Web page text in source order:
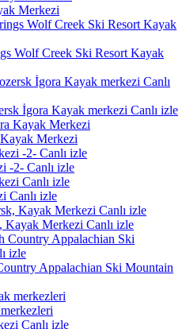
Merkezi
Wolf Creek Ski Resort Kayak
İgora Kayak merkezi Canlı izle
Merkezi
-2- Canlı izle
Canlı izle
Kayak Merkezi Canlı izle
Appalachian Ski Mountain